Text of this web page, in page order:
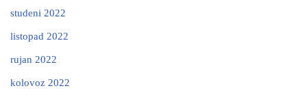
studeni 2022
listopad 2022
rujan 2022
kolovoz 2022